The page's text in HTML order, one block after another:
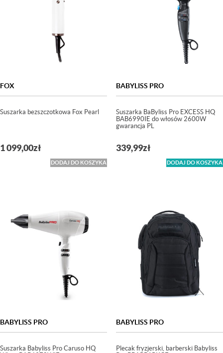
FOX
Suszarka bezszczotkowa Fox Pearl
1 099,00zł
DODAJ DO KOSZYKA
BABYLISS PRO
Suszarka BaByliss Pro EXCESS HQ
BAB6990IE do włosów 2600W
gwarancja PL
339,99zł
DODAJ DO KOSZYKA
BABYLISS PRO
Suszarka Babyliss Pro Caruso HQ
BABYLISS PRO
Plecak fryzjerski, barberski Babyliss